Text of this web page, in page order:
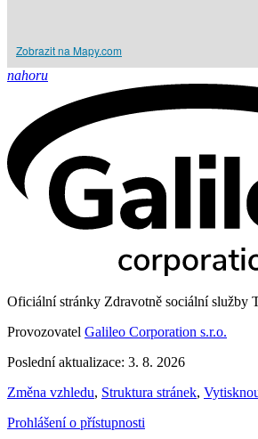
Zobrazit na Mapy.com
nahoru
Oficiální stránky Zdravotně sociální služby
Provozovatel Galileo Corporation s.r.o.
Poslední aktualizace: 3. 8. 2026
Změna vzhledu, Struktura stránek,
Prohlášení o přístupnosti